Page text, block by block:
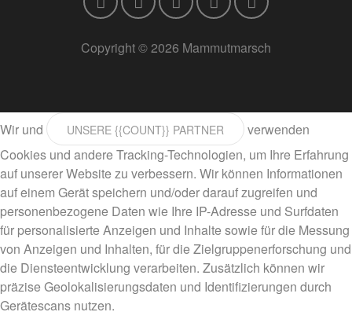
Copyright © 2026 Mammutmarsch
Wir und UNSERE {{COUNT}} PARTNER
verwenden
Cookies und andere Tracking-Technologien, um Ihre Erfahrung
auf unserer Website zu verbessern. Wir können Informationen
auf einem Gerät speichern und/oder darauf zugreifen und
personenbezogene Daten wie Ihre IP-Adresse und Surfdaten
für personalisierte Anzeigen und Inhalte sowie für die Messung
von Anzeigen und Inhalten, für die Zielgruppenerforschung und
die Diensteentwicklung verarbeiten. Zusätzlich können wir
präzise Geolokalisierungsdaten und Identifizierungen durch
Gerätescans nutzen.